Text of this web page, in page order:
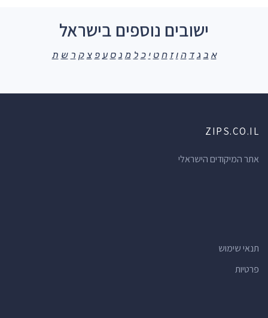
ישובים נוספים בישראל
א ב ג ד ה ו ז ח ט י כ ל מ נ ס ע פ צ ק ר ש ת
ZIPS.CO.IL
אתר המיקודים הישראלי
תנאי שימוש
פרטיות